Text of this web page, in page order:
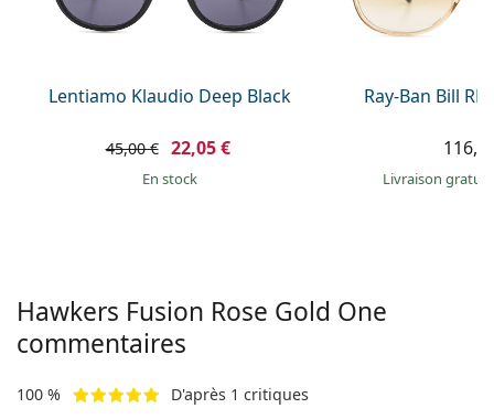
Lentiamo Klaudio Deep Black
45,00 € 22,05 €
en stock
Ray-Ban Bill
Livraison
Hawkers Fusion Rose Gold One
commentaires
100 % D'après 1 critiques